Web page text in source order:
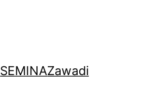
SEMINAZawadi